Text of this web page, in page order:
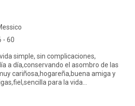
- 60
simple, sin complicaciones,
a día,conservando el asombro de las
cariñosa,hogareña,buena amiga y
para la vida